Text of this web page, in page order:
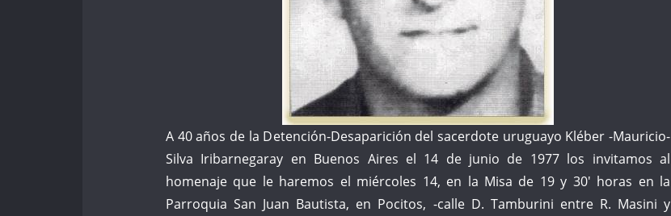
A 40 años de la Detención-Desaparición del sacerdote uruguayo Kléber -Mauricio-
Silva Iribarnegaray en Buenos Aires el 14 de junio de 1977 los invitamos al
homenaje que le haremos el miércoles 14, en la Misa de 19 y 30′ horas en la
Parroquia San Juan Bautista, en Pocitos, -calle D. Tamburini entre R. Masini y